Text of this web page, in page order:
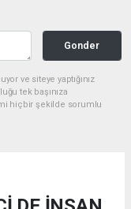
Gonder
ve siteye yaptığınız
tek başınıza
hiçbir şekilde sorumlu